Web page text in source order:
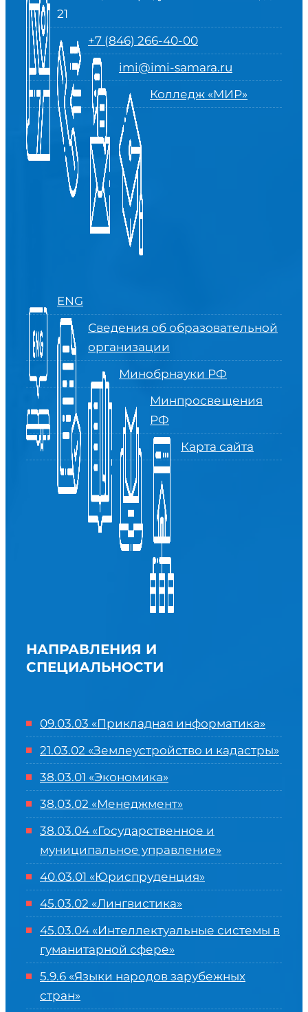
21
+7 (846) 266-40-00
imi@imi-samara.ru
Колледж «МИР»
ENG
Сведения об образовательной
организации
Минобрнауки РФ
Минпросвещения
РФ
Карта сайта
НАПРАВЛЕНИЯ И
СПЕЦИАЛЬНОСТИ
09.03.03 «Прикладная информатика»
21.03.02 «Землеустройство и кадастры»
38.03.01 «Экономика»
38.03.02 «Менеджмент»
38.03.04 «Государственное и
муниципальное управление»
40.03.01 «Юриспруденция»
45.03.02 «Лингвистика»
45.03.04 «Интеллектуальные системы в
гуманитарной сфере»
5.9.6 «Языки народов зарубежных
стран»